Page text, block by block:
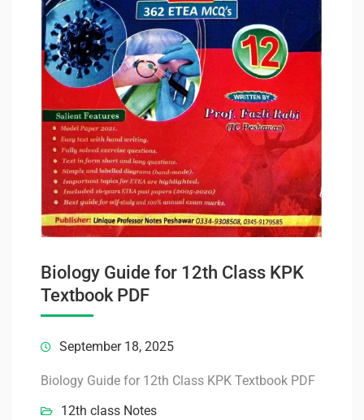
Biology Guide for 12th Class KPK
Textbook PDF
September 18, 2025
Biology Guide for 12th Class KPK Textbook PDF
12th class Notes